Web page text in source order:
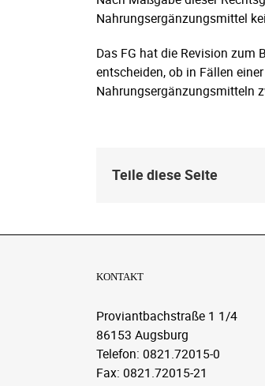
Nahrungsergänzungsmittel
Das FG hat die Revision zum
entscheiden, ob in Fällen
Nahrungsergänzungsmitteln
Teile diese Seite
KONTAKT
Proviantbachstraße 1 1/4
86153 Augsburg
Telefon: 0821.72015-0
Fax: 0821.72015-21